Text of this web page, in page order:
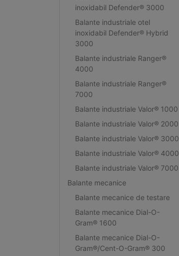
inoxidabil Defender® 3000
Balante industriale otel
inoxidabil Defender® Hybrid
3000
Balante industriale Ranger®
4000
Balante industriale Ranger®
7000
Balante industriale Valor® 1000
Balante industriale Valor® 2000
Balante industriale Valor® 3000
Balante industriale Valor® 4000
Balante industriale Valor® 7000
Balante mecanice
Balante mecanice de testare
Balante mecanice Dial-O-
Gram® 1600
Balante mecanice Dial-O-
Gram®/Cent-O-Gram® 300